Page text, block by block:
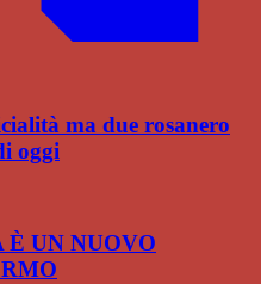
ma due rosanero
oggi
UN NUOVO